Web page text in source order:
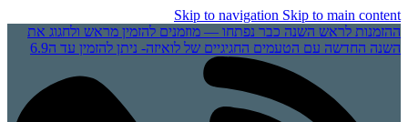
Skip to navigation Skip to main content
ההזמנות לראש השנה כבר נפתחו — מוזמנים להזמין מראש ולחגוג את
השנה החדשה עם הטעמים החגיגיים של לואיזה- ניתן להזמין עד ה6.9